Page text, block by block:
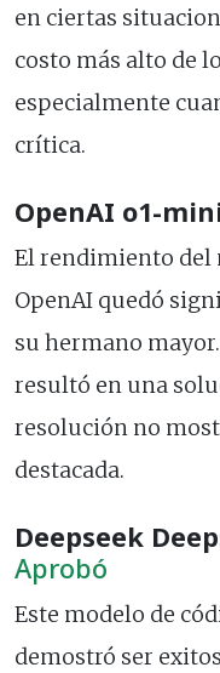
en ciertas
costo más alto de
especialmente
crítica.
OpenAI o1-
El rendimiento del
OpenAI quedó
su hermano
resultó en una
resolución no
destacada.
Deepseek
Aprobó
Este modelo de
demostró ser